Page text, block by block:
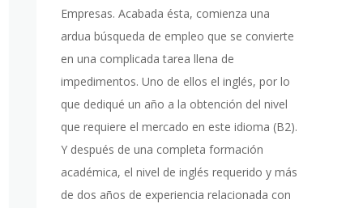
Empresas. Acabada ésta, comienza una
ardua búsqueda de empleo que se convierte
en una complicada tarea llena de
impedimentos. Uno de ellos el inglés, por lo
que dediqué un año a la obtención del nivel
que requiere el mercado en este idioma (B2).
Y después de una completa formación
académica, el nivel de inglés requerido y más
de dos años de experiencia relacionada con